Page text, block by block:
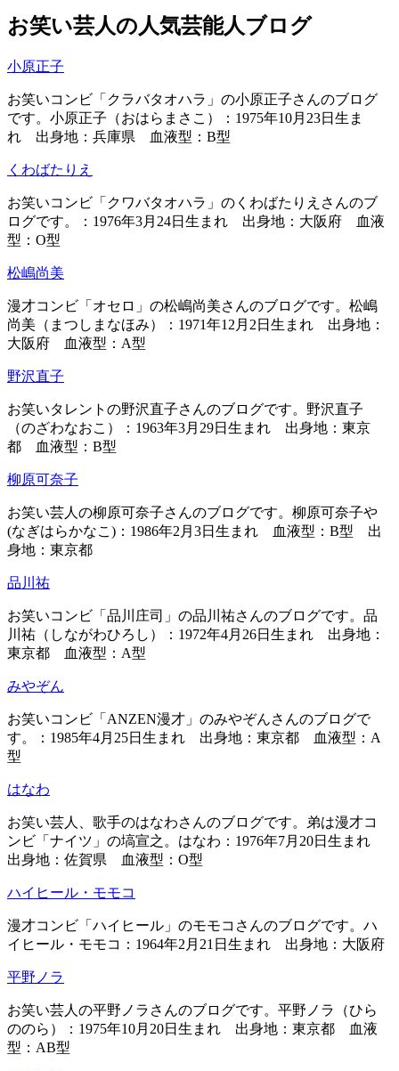
お笑い芸人の人気芸能人ブログ
小原正子
お笑いコンビ「クラバタオハラ」の小原正子さんのブログ
です。小原正子（おはらまさこ）：1975年10月23日生ま
れ 出身地：兵庫県 血液型：B型
くわばたりえ
お笑いコンビ「クワバタオハラ」のくわばたりえさんのブ
ログです。：1976年3月24日生まれ 出身地：大阪府 血液
型：O型
松嶋尚美
漫才コンビ「オセロ」の松嶋尚美さんのブログです。松嶋
尚美（まつしまなほみ）：1971年12月2日生まれ 出身地：
大阪府 血液型：A型
野沢直子
お笑いタレントの野沢直子さんのブログです。野沢直子
（のざわなおこ）：1963年3月29日生まれ 出身地：東京
都 血液型：B型
柳原可奈子
お笑い芸人の柳原可奈子さんのブログです。柳原可奈子や
(なぎはらかなこ)：1986年2月3日生まれ 血液型：B型 出
身地：東京都
品川祐
お笑いコンビ「品川庄司」の品川祐さんのブログです。品
川祐（しながわひろし）：1972年4月26日生まれ 出身地：
東京都 血液型：A型
みやぞん
お笑いコンビ「ANZEN漫才」のみやぞんさんのブログで
す。：1985年4月25日生まれ 出身地：東京都 血液型：A
型
はなわ
お笑い芸人、歌手のはなわさんのブログです。弟は漫才コ
ンビ「ナイツ」の塙宣之。はなわ：1976年7月20日生まれ
出身地：佐賀県 血液型：O型
ハイヒール・モモコ
漫才コンビ「ハイヒール」のモモコさんのブログです。ハ
イヒール・モモコ：1964年2月21日生まれ 出身地：大阪府
平野ノラ
お笑い芸人の平野ノラさんのブログです。平野ノラ（ひら
ののら）：1975年10月20日生まれ 出身地：東京都 血液
型：AB型